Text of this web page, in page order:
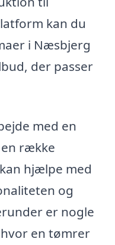
kan du
i Næsbjerg
der passer
med en
række
hjælpe med
og
er nogle
en tømrer